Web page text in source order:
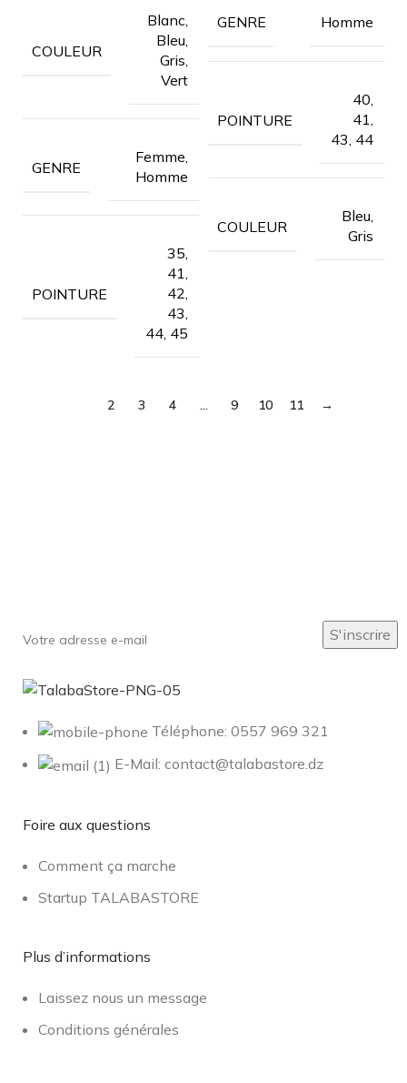
COULEUR
Blanc,
Bleu,
Gris,
Vert
GENRE
Femme,
Homme
POINTURE
35,
41,
42,
43,
44, 45
GENRE Homme
POINTURE
40,
41,
43, 44
COULEUR
Bleu,
Gris
2 3 4 … 9 10 11 →
Téléphone: 0557 969 321
E-Mail: contact@talabastore.dz
Foire aux questions
Comment ça marche
Startup TALABASTORE
Plus d’informations
Laissez nous un message
Conditions générales